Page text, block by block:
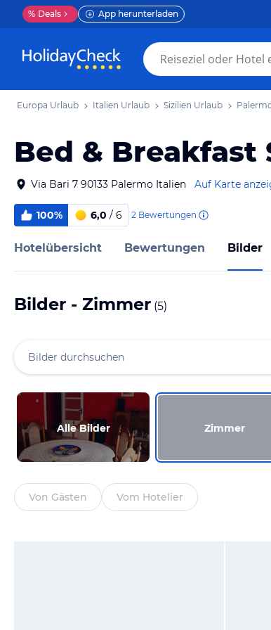
% Deals App herunterladen
Europa Urlaub Italien Urlaub Sizilien Urlaub
Bed & Breakfast
Via Bari 7 90133 Palermo Italien Auf Karte
100% 6,0 / 6 2 Bewertungen
Hotelübersicht Bewertungen Bilder
Bilder - Zimmer (5)
Alle Bilder Zimmer
Von Gästen Vom Hotelier